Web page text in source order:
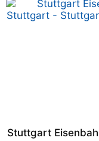
Stuttgart